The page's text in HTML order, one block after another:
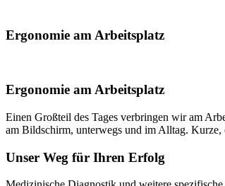
Ergonomie am Arbeitsplatz
Ergonomie am Arbeitsplatz
Einen Großteil des Tages verbringen wir am
am Bildschirm, unterwegs und im Alltag.
Unser Weg für Ihren Erfolg